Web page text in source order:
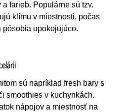
farieb. Populárne sú tzv.
klímu v miestnosti, počas
pôsobia upokojujúco.
sú napríklad fresh bary s
smoothies v kuchynkách.
nápojov a miestnosť na